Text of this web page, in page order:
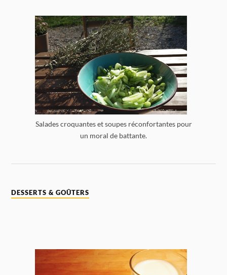
Salades croquantes et soupes réconfortantes pour
un moral de battante.
DESSERTS & GOÛTERS